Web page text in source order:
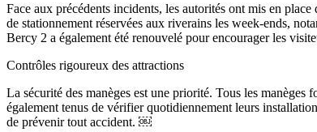
Face aux précédents incidents, les autorités ont mis en
de stationnement réservées aux riverains les week-ends,
Bercy 2 a également été renouvelé pour encourager les
Contrôles rigoureux des attractions
La sécurité des manèges est une priorité. Tous les
également tenus de vérifier quotidiennement leurs
de prévenir tout accident. ￼